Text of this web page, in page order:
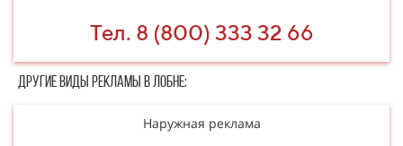
Тел. 8 (800) 333 32 66
Другие в​​​​иды рекламы в Лобне:
Наружная реклама